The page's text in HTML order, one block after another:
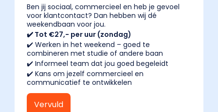
Ben jij sociaal, commercieel en heb je gevoel
voor klantcontact? Dan hebben wij dé
weekendbaan voor jou.
✔️ Tot €27,- per uur (zondag)
✔️ Werken in het weekend – goed te
combineren met studie of andere baan
✔️ Informeel team dat jou goed begeleidt
✔️ Kans om jezelf commercieel en
communicatief te ontwikkelen
Vervuld